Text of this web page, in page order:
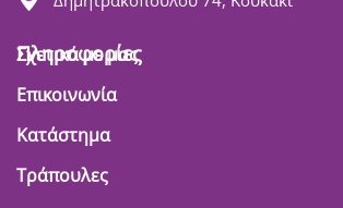
Πληροφορίες
Σχετικά με μας
Επικοινωνία
Κατάστημα
Τράπουλες